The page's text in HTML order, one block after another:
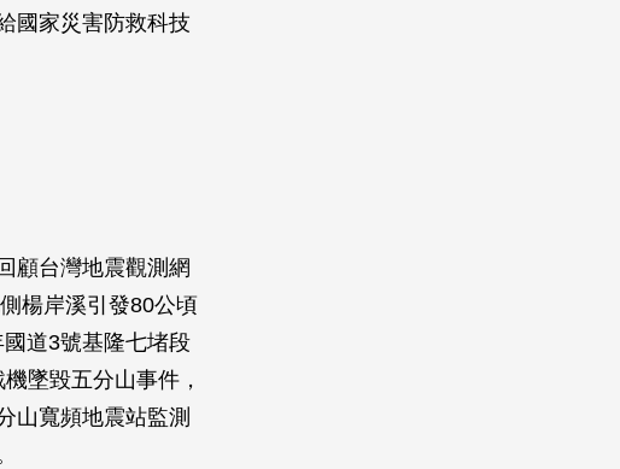
國家災害防救科技
顧台灣地震觀測網
楊岸溪引發80公頃
道3號基隆七堵段
墜毀五分山事件，
山寬頻地震站監測